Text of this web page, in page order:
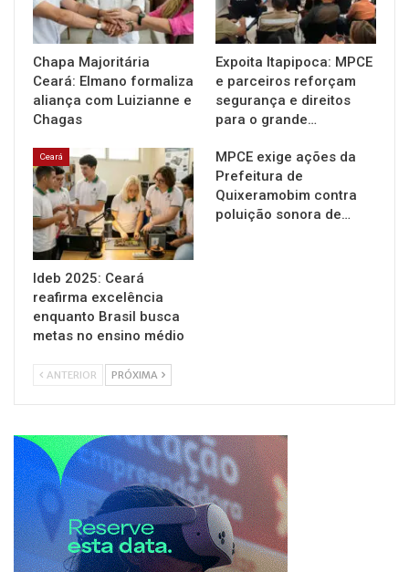
Chapa Majoritária
Ceará: Elmano formaliza
aliança com Luizianne e
Chagas
Expoita Itapipoca: MPCE
e parceiros reforçam
segurança e direitos
para o grande…
Ceará
Ideb 2025: Ceará
reafirma excelência
enquanto Brasil busca
metas no ensino médio
MPCE exige ações da
Prefeitura de
Quixeramobim contra
poluição sonora de…
ANTERIOR PRÓXIMA